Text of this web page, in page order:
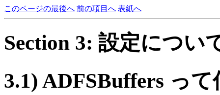
このページの最後へ 前の項目へ 表紙へ
Section 3: 設定につい
3.1) ADFSBuffers っ